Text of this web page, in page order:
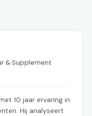
& Supplement
10 jaar ervaring in
Hij analyseert